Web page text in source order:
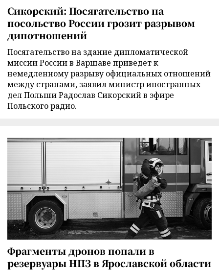
Сикорский: Посягательство на
посольство России грозит разрывом
дипотношений
Посягательство на здание дипломатической
миссии России в Варшаве приведет к
немедленному разрыву официальных отношений
между странами, заявил министр иностранных
дел Польши Радослав Сикорский в эфире
Польского радио.
Фрагменты дронов попали в
резервуары НПЗ в Ярославской области